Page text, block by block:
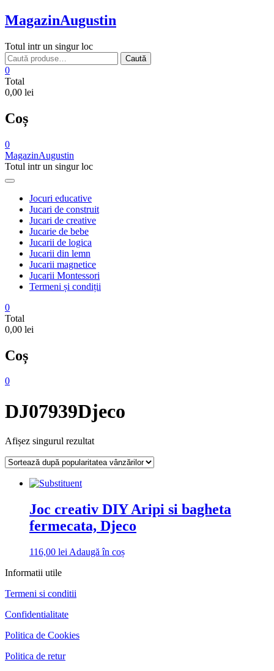
Skip
to
MagazinAugustin
Totul intr un singur loc
Caută
după:
Caută
0
Total
0,00 lei
Coș
0
MagazinAugustin
Totul intr un singur loc
Jocuri educative
Jucari de construit
Jucari de creative
Jucarie de bebe
Jucarii de logica
Jucarii din lemn
Jucarii magnetice
Jucarii Montessori
Termeni și condiții
0
Total
0,00 lei
Coș
0
DJ07939Djeco
Afișez singurul rezultat
Joc creativ DIY Aripi si bagheta
fermecata, Djeco
116,00 lei Adaugă în coș
Informatii utile
Termeni si conditii
Confidentialitate
Politica de Cookies
Politica de retur